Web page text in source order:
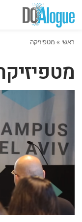
ראשי » מטפיזיקה